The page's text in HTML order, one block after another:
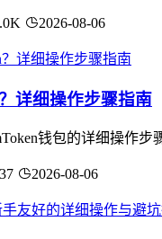
2026-08-06
详细操作步骤指南
钱包的详细操作
2026-08-06